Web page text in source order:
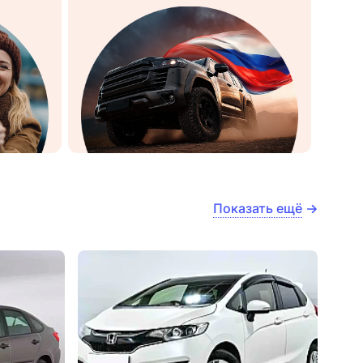
Показать ещё